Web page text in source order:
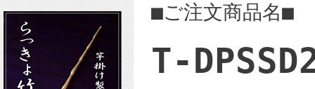
■ご注文商品名■
T-